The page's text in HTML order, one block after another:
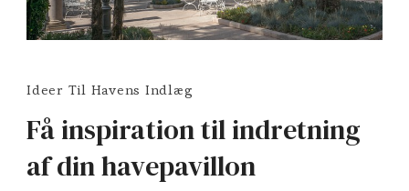
Ideer Til Havens Indlæg
Få inspiration til indretning
af din havepavillon